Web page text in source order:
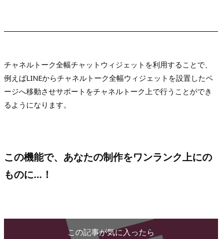
チャネルトーク全幅チャットウィジェットを利用することで、
例えばLINEからチャネルトーク全幅ウィジェットを設置したペ
ージへ移動させサポートをチャネルトーク上で行うことができ
るようになります。
この機能で、あなたの制作をワンランク上にの
ものに…！
この記事が気に入ったら